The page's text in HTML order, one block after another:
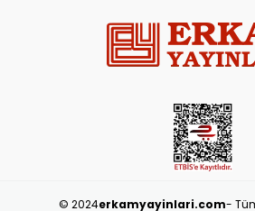
© 2024erkamyayinlari.com-